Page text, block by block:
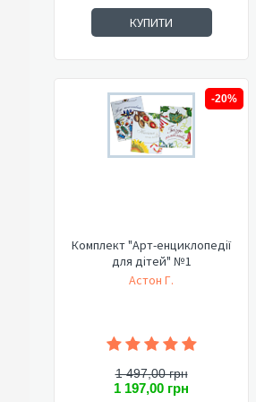
КУПИТИ
-20%
Комплект "Арт-енциклопедії
для дітей" №1
Астон Г.
1 497,00 грн
1 197,00 грн